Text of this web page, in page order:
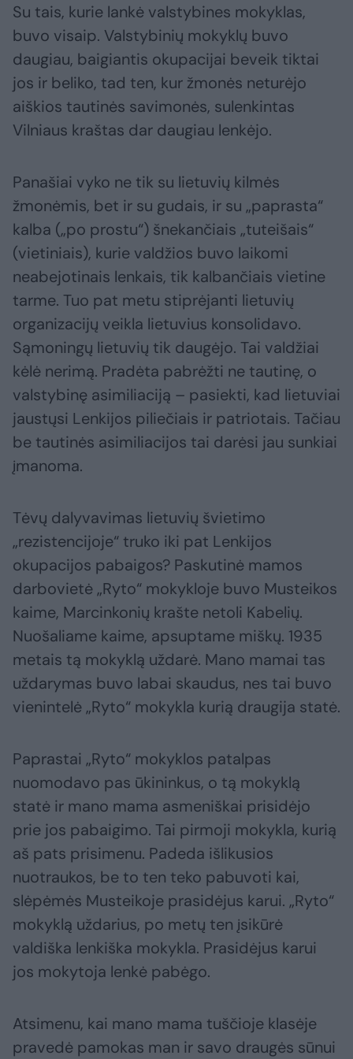
Su tais, kurie lankė valstybines mokyklas,
buvo visaip. Valstybinių mokyklų buvo
daugiau, baigiantis okupacijai beveik tiktai
jos ir beliko, tad ten, kur žmonės neturėjo
aiškios tautinės savimonės, sulenkintas
Vilniaus kraštas dar daugiau lenkėjo.
Panašiai vyko ne tik su lietuvių kilmės
žmonėmis, bet ir su gudais, ir su „paprasta“
kalba („po prostu“) šnekančiais „tuteišais“
(vietiniais), kurie valdžios buvo laikomi
neabejotinais lenkais, tik kalbančiais vietine
tarme. Tuo pat metu stiprėjanti lietuvių
organizacijų veikla lietuvius konsolidavo.
Sąmoningų lietuvių tik daugėjo. Tai valdžiai
kėlė nerimą. Pradėta pabrėžti ne tautinę, o
valstybinę asimiliaciją – pasiekti, kad lietuviai
jaustųsi Lenkijos piliečiais ir patriotais. Tačiau
be tautinės asimiliacijos tai darėsi jau sunkiai
įmanoma.
Tėvų dalyvavimas lietuvių švietimo
„rezistencijoje“ truko iki pat Lenkijos
okupacijos pabaigos? Paskutinė mamos
darbovietė „Ryto“ mokykloje buvo Musteikos
kaime, Marcinkonių krašte netoli Kabelių.
Nuošaliame kaime, apsuptame miškų. 1935
metais tą mokyklą uždarė. Mano mamai tas
uždarymas buvo labai skaudus, nes tai buvo
vienintelė „Ryto“ mokykla kurią draugija statė.
Paprastai „Ryto“ mokyklos patalpas
nuomodavo pas ūkininkus, o tą mokyklą
statė ir mano mama asmeniškai prisidėjo
prie jos pabaigimo. Tai pirmoji mokykla, kurią
aš pats prisimenu. Padeda išlikusios
nuotraukos, be to ten teko pabuvoti kai,
slėpėmės Musteikoje prasidėjus karui. „Ryto“
mokyklą uždarius, po metų ten įsikūrė
valdiška lenkiška mokykla. Prasidėjus karui
jos mokytoja lenkė pabėgo.
Atsimenu, kai mano mama tuščioje klasėje
pravedė pamokas man ir savo draugės sūnui